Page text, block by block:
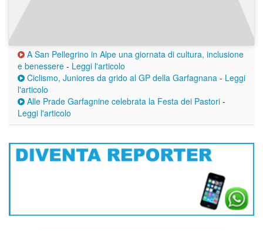
A San Pellegrino in Alpe una giornata di cultura, inclusione
e benessere - Leggi l'articolo
Ciclismo, Juniores da grido al GP della Garfagnana - Leggi
l'articolo
Alle Prade Garfagnine celebrata la Festa dei Pastori -
Leggi l'articolo